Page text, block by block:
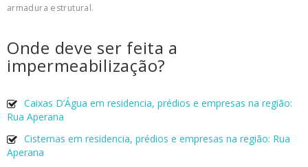
armadura estrutural.
Onde deve ser feita a
impermeabilização?
Caixas D’Água em residencia, prédios e empresas na região:
Rua Aperana
Cisternas em residencia, prédios e empresas na região: Rua
Aperana